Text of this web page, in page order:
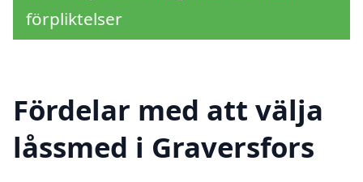
förpliktelser
Fördelar med att välja
låssmed i Graversfors